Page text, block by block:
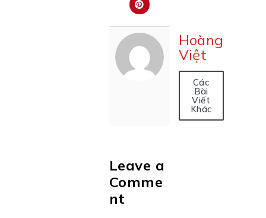
Hoàng
Việt
Các
Bài
Viết
Khác
Leave a
Comme
nt